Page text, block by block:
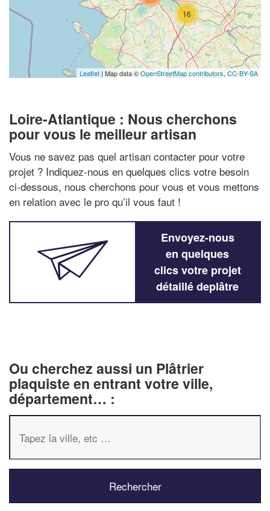
16
Leaflet | Map data ©OpenStreetMap contributors,CC-BY-SA
Loire-Atlantique : Nous cherchons
pour vous le meilleur artisan
Vous ne savez pas quel artisan contacter pour votre
projet ? Indiquez-nous en quelques clics votre besoin
ci-dessous, nous cherchons pour vous et vous mettons
en relation avec le pro qu’il vous faut !
Envoyez-nous
en quelques
clics votre projet
détaillé deplâtre
Ou cherchez aussi un Plâtrier
plaquiste en entrant votre ville,
département… :